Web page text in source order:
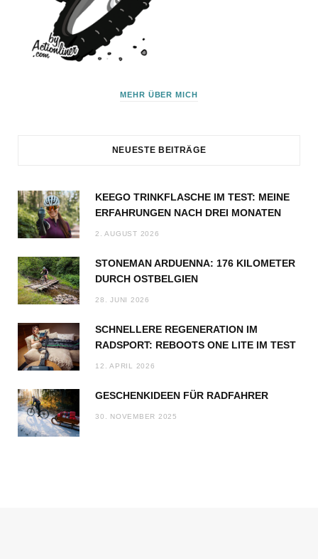
MEHR ÜBER MICH
NEUESTE BEITRÄGE
KEEGO TRINKFLASCHE IM TEST: MEINE
ERFAHRUNGEN NACH DREI MONATEN
2. AUGUST 2026
STONEMAN ARDUENNA: 176 KILOMETER
DURCH OSTBELGIEN
28. JUNI 2026
SCHNELLERE REGENERATION IM
RADSPORT: REBOOTS ONE LITE IM TEST
12. APRIL 2026
GESCHENKIDEEN FÜR RADFAHRER
30. NOVEMBER 2025